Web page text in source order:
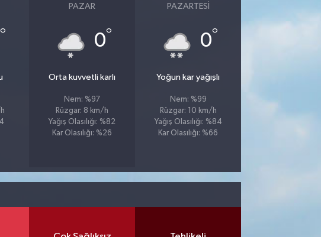
°
PAZAR
0°
Orta kuvvetli karlı
Nem: %97
Rüzgar: 8 km/h
Yağış Olasılığı: %82
Kar Olasılığı: %26
PAZARTESI
0°
Yoğun kar yağışlı
Nem: %99
Rüzgar: 10 km/h
Yağış Olasılığı: %84
Kar Olasılığı: %66